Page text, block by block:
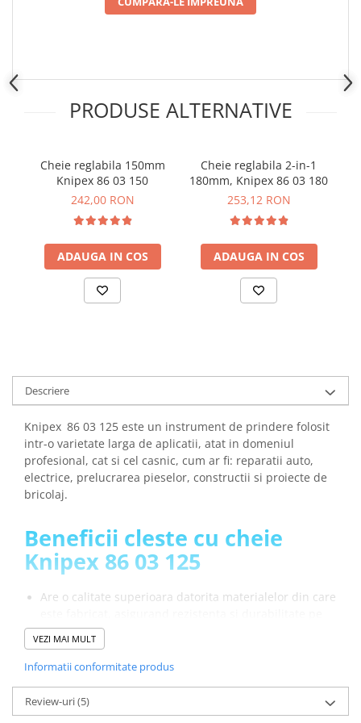
Placi de Expansiune
Componente Electronice
Acumulatori
Distributie Comutatie si Protectie
Contoare si Relee Electrice
Sigurante Automate
Sigurante Fuzibile
Descarcatoare de Supratensiune
Contactoare
Blocuri de Distributie
Tablouri Electrice
Accesorii Tablouri Electrice
Stabilizatoare de Tensiune
Banda Izolatoare
Panouri Fotovoltaice
Smart Home
Prize Inteligente
Module Smart Home
Camere Supraveghere
Iluminat
PRODUSE ALTERNATIVE
Cheie reglabila 150mm
Knipex 86 03 150
242,00 RON
ADAUGA IN COS
Cheie reglabila 2-in-1
180mm, Knipex 86 03 180
253,12 RON
ADAUGA IN COS
Descriere
Knipex 86 03 125 este un instrument de prindere folosit
intr-o varietate larga de aplicatii, atat in domeniul
profesional, cat si cel casnic, cum ar fi: reparatii auto,
electrice, prelucrarea pieselor, constructii si proiecte de
bricolaj.
Beneficii cleste cu cheie
Knipex 86 03 125
Are o calitate superioara datorita materialelor din care
termen lung.
Este proiectat pentru a rezista la uzura si utilizare
intensa.
si piese, favorizand manipularea si lucrul cu piese
mici sau delicate.
VEZI MAI MULT
Informatii conformitate produs
Review-uri(5)